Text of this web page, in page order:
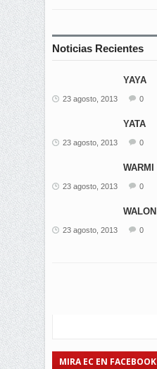
Noticias Recientes
YAYA
23 agosto, 2013 0
YATA
23 agosto, 2013 0
WARMI
23 agosto, 2013 0
WALON
23 agosto, 2013 0
MIRA EC EN FACEBOOK